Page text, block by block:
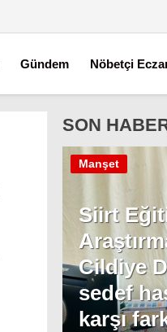
Gündem Nöbetçi
SON
Siirt
Cildiye
sedef
karşı
Manşet